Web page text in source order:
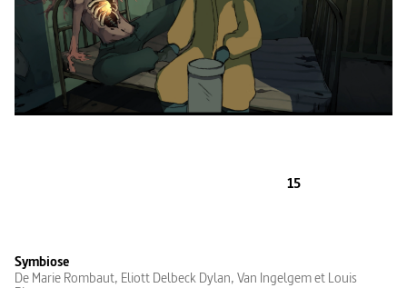
15
Symbiose
De Marie Rombaut, Eliott Delbeck Dylan, Van Ingelgem et Louis